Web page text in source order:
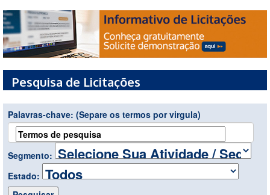
Pesquisa de Licitações
Palavras-chave: (Separe os termos por virgula)
Segmento:
Estado: